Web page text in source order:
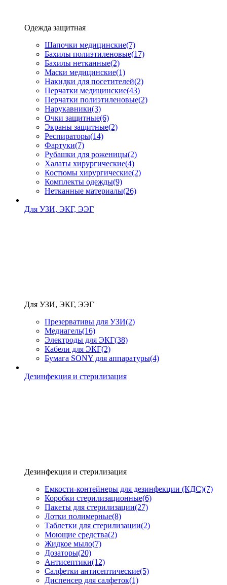
Одежда защитная
Шапочки медицинские(7)
Бахилы полиэтиленовые(17)
Бахилы нетканные(2)
Маски медицинские(1)
Накидки для посетителей(2)
Перчатки медицинские(43)
Перчатки полиэтиленовые(2)
Нарукавники(3)
Очки защитные(6)
Экраны защитные(2)
Рeспираторы(14)
Фартуки(7)
Рубашки для роженицы(2)
Халаты хирургические(4)
Костюмы хирургические(2)
Комплекты одежды(9)
Нетканные материалы(26)
Для УЗИ, ЭКГ, ЭЭГ
Для УЗИ, ЭКГ, ЭЭГ
Презервативы для УЗИ(2)
Медиагель(16)
Электроды для ЭКГ(38)
Кабели для ЭКГ(2)
Бумага SONY для аппаратуры(4)
Дезинфекция и стерилизация
Дезинфекция и стерилизация
Емкости-контейнеры для дезинфекции (КДС)(7)
Коробки стерилизационные(6)
Пакеты для стерилизации(27)
Лотки полимерные(8)
Таблетки для стерилизации(2)
Моющие средства(2)
Жидкое мыло(7)
Дозаторы(20)
Антисептики(12)
Салфетки антисептические(5)
Диспенсер для салфеток(1)